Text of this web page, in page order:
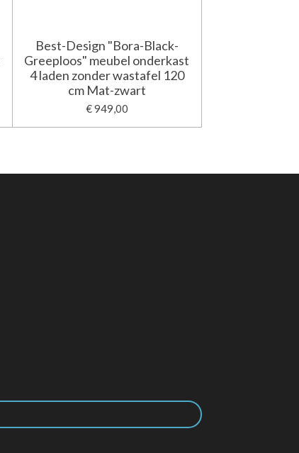
Best-Design "Bora-Black-
Greeploos" meubel onderkast
4 laden zonder wastafel 120
cm Mat-zwart
€ 949,00